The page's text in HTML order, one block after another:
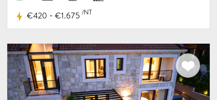
€420 - €1.675 /NT